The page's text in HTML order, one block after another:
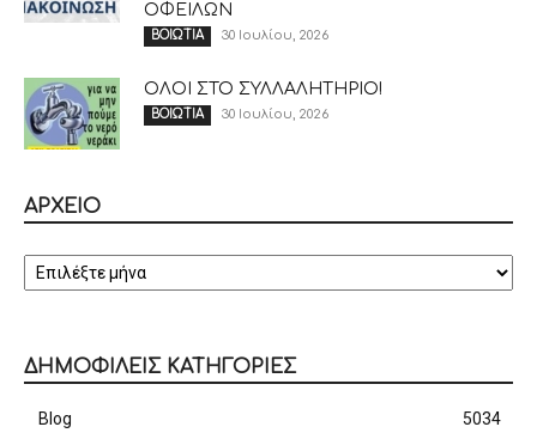
ΟΦΕΙΛΩΝ
ΒΟΙΩΤΙΑ 30 Ιουλίου, 2026
ΟΛΟΙ ΣΤΟ ΣΥΛΛΑΛΗΤΗΡΙΟ!
ΒΟΙΩΤΙΑ 30 Ιουλίου, 2026
ΑΡΧΕΙΟ
ΔΗΜΟΦΙΛΕΙΣ ΚΑΤΗΓΟΡΙΕΣ
Blog 5034